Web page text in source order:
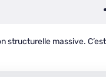
structurelle massive. C’est